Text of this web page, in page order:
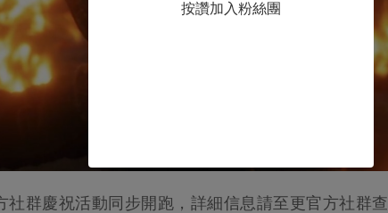
社群慶祝活動同步開跑，詳細信息請至更官方社群查
按讚加入粉絲團